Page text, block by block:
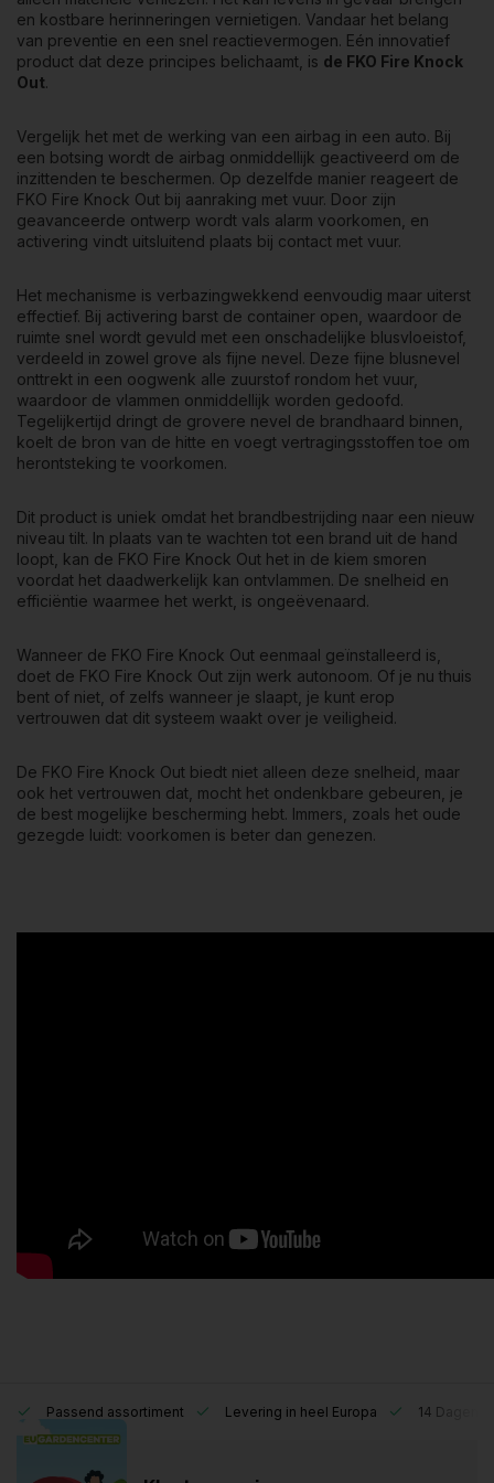
ook het vertrouwen dat, mocht het ondenkbare gebeuren, je
de best mogelijke bescherming hebt. Immers, zoals het oude
gezegde luidt: voorkomen is beter dan genezen.
en kostbare herinneringen vernietigen. Vandaar het belang
van preventie en een snel reactievermogen. Eén innovatief
product dat deze principes belichaamt, is de FKO Fire Knock
Out.
Vergelijk het met de werking van een airbag in een auto. Bij
een botsing wordt de airbag onmiddellijk geactiveerd om de
inzittenden te beschermen. Op dezelfde manier reageert de
FKO Fire Knock Out bij aanraking met vuur. Door zijn
geavanceerde ontwerp wordt vals alarm voorkomen, en
activering vindt uitsluitend plaats bij contact met vuur.
Het mechanisme is verbazingwekkend eenvoudig maar uiterst
effectief. Bij activering barst de container open, waardoor de
ruimte snel wordt gevuld met een onschadelijke blusvloeistof,
verdeeld in zowel grove als fijne nevel. Deze fijne blusnevel
onttrekt in een oogwenk alle zuurstof rondom het vuur,
waardoor de vlammen onmiddellijk worden gedoofd.
Tegelijkertijd dringt de grovere nevel de brandhaard binnen,
koelt de bron van de hitte en voegt vertragingsstoffen toe om
herontsteking te voorkomen.
Dit product is uniek omdat het brandbestrijding naar een nieuw
niveau tilt. In plaats van te wachten tot een brand uit de hand
loopt, kan de FKO Fire Knock Out het in de kiem smoren
voordat het daadwerkelijk kan ontvlammen. De snelheid en
efficiëntie waarmee het werkt, is ongeëvenaard.
Wanneer de FKO Fire Knock Out eenmaal geïnstalleerd is,
doet de FKO Fire Knock Out zijn werk autonoom. Of je nu thuis
bent of niet, of zelfs wanneer je slaapt, je kunt erop
vertrouwen dat dit systeem waakt over je veiligheid.
De FKO Fire Knock Out biedt niet alleen deze snelheid, maar
ook het vertrouwen dat, mocht het ondenkbare gebeuren, je
de best mogelijke bescherming hebt. Immers, zoals het oude
gezegde luidt: voorkomen is beter dan genezen.
Passend assortiment Levering in heel Europa 14 Dagen